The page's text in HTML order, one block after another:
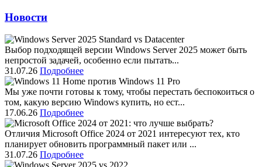
Новости
Выбор подходящей версии Windows Server 2025 может быть
непростой задачей, особенно если пытать...
31.07.26 Подробнее
Мы уже почти готовы к тому, чтобы перестать беспокоиться о
том, какую версию Windows купить, но ест...
17.06.26 Подробнее
Отличия Microsoft Office 2024 от 2021 интересуют тех, кто
планирует обновить программный пакет или ...
31.07.26 Подробнее